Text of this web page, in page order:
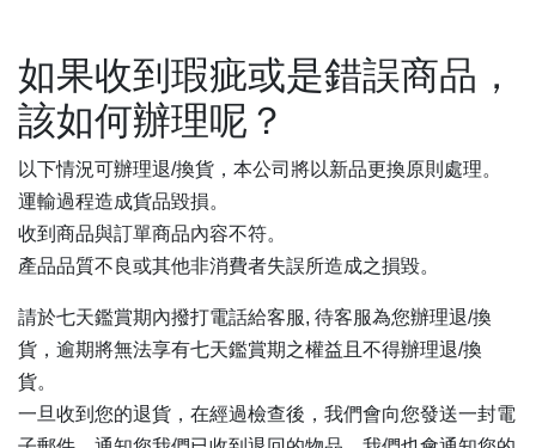
如果收到瑕疵或是錯誤商品，
該如何辦理呢？
以下情況可辦理退/換貨，本公司將以新品更換原則處理。
運輸過程造成貨品毀損。
收到商品與訂單商品內容不符。
產品品質不良或其他非消費者失誤所造成之損毀。
請於七天鑑賞期內撥打電話給客服, 待客服為您辦理退/換
貨，逾期將無法享有七天鑑賞期之權益且不得辦理退/換
貨。
一旦收到您的退貨，在經過檢查後，我們會向您發送一封電